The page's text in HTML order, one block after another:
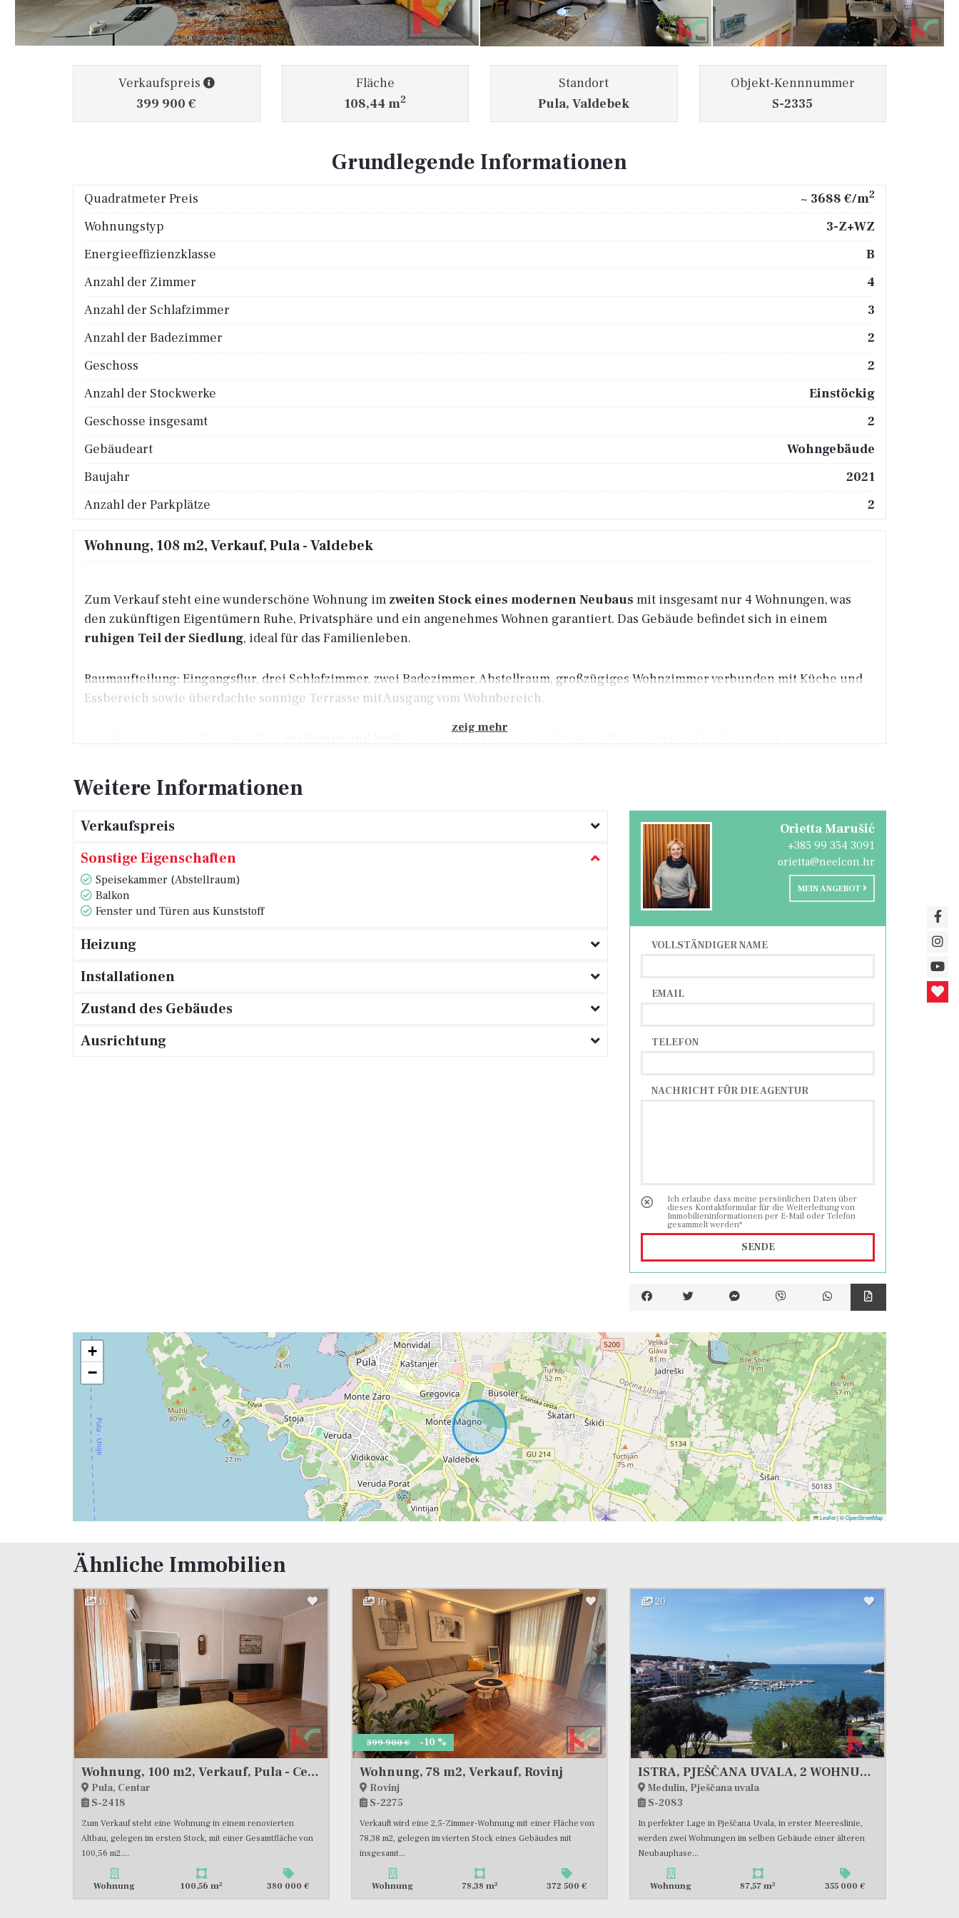
Verkaufspreis
399 900 €
Fläche
108,44 m2
Standort
Pula, Valdebek
Objekt-Kennnummer
S-2335
Grundlegende Informationen
Quadratmeter Preis ~ 3688 €/m2
Wohnungstyp
3-Z+WZ
Energieeffizienzklasse
B
Anzahl der Zimmer
4
Anzahl der Schlafzimmer
3
Anzahl der Badezimmer
2
Geschoss
2
Anzahl der Stockwerke
Einstöckig
Geschosse insgesamt
2
Gebäudeart
Wohngebäude
Baujahr
2021
Anzahl der Parkplätze
2
Wohnung, 108 m2, Verkauf, Pula - Valdebek
Zum Verkauf steht eine wunderschöne Wohnung im zweiten Stock eines modernen Neubaus mit insgesamt nur 4 Wohnungen, was
den zukünftigen Eigentümern Ruhe, Privatsphäre und ein angenehmes Wohnen garantiert. Das Gebäude befindet sich in einem
ruhigen Teil der Siedlung, ideal für das Familienleben.
Raumaufteilung: Eingangsflur, drei Schlafzimmer, zwei Badezimmer, Abstellraum, großzügiges Wohnzimmer verbunden mit Küche und
Essbereich sowie überdachte sonnige Terrasse mit Ausgang vom Wohnbereich.
, mit einer funktionalen Aufteilung, die maximalen Komfort bietet.
Zusätzliche Annehmlichkeiten: zwei Parkplätze und Abstellraum im Gebäude.
Ausstattung und Merkmale: Einbruchschutz-Tür, PVC-Fenster, hochwertige Innentüren, moderne und komplett ausgestattete Küche,
zeitgemäß eingerichtetes Interieur, 4 Klimaanlagen (Heizung und Kühlung) sowie Fußbodenheizung (derzeit nicht in Betrieb).
Die Wohnung wirdvoll möbliert
zeig mehr
Weitere Informationen
Verkaufspreis
Sonstige Eigenschaften
Speisekammer (Abstellraum)
Balkon
Fenster und Türen aus Kunststoff
Heizung
Installationen
Zustand des Gebäudes
Ausrichtung
Orietta Marušić
+385 99 354 3091
orietta@neelcon.hr
MEIN ANGEBOT
VOLLSTÄNDIGER NAME
EMAIL
TELEFON
NACHRICHT FÜR DIE AGENTUR
Ich erlaube dass meine persönlichen Daten über
dieses Kontaktformular für die Weiterleitung von
Immobilieninformationen per E-Mail oder Telefon
gesammelt werden*
SENDE
+
−
Leaflet|©OpenStreetMap
Ähnliche Immobilien
10
Wohnung, 100 m2, Verkauf, Pula - Centar
Pula, Centar
S-2418
Zum Verkauf steht eine Wohnung in einem renovierten
Altbau, gelegen im ersten Stock, mit einer Gesamtfläche von
100,56 m2....
Wohnung 100,56 m2 380 000 €
16
399 900 € -10 %
Wohnung, 78 m2, Verkauf, Rovinj
Rovinj
S-2275
Verkauft wird eine 2,5-Zimmer-Wohnung mit einer Fläche von
78,38 m2, gelegen im vierten Stock eines Gebäudes mit
insgesamt...
Wohnung 78,38 m2 372 500 €
20
ISTRA, PJEŠČANA UVALA, 2 WOHNUNGEN IM GEBÄUDE, ERSTE REIHE AM MEER, #EXKLUSIVER VERKAUF
Medulin, Pješčana uvala
S-2083
In perfekter Lage in Pješčana Uvala, in erster Meereslinie,
werden zwei Wohnungen im selben Gebäude einer älteren
Neubauphase...
Wohnung 87,57 m2 355 000 €